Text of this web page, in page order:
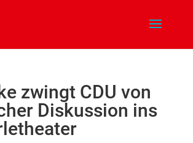
zwingt CDU von
Diskussion ins